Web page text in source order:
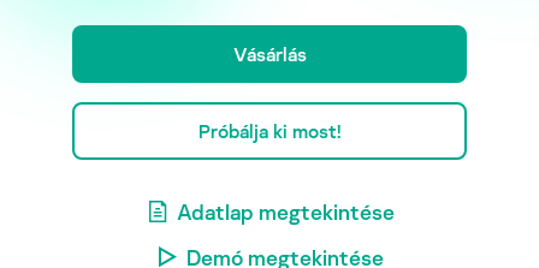
Vásárlás
Próbálja ki most!
Adatlap megtekintése
Demó megtekintése